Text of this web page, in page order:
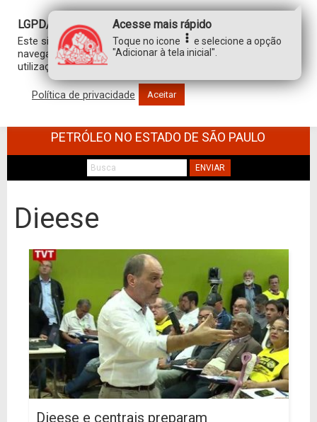
SINDICATO DOS TRABALHADORES NO
PETRÓLEO NO ESTADO DE SÃO PAULO
ENVIAR
Dieese
Dieese e centrais preparam
LGPD/GDPR
Este site usa cookies para personalizar sua experiência de
navegação. Ao clicar em “aceitar”, você concorda com a
utilização de TODOS os cookies.
Política de privacidade Aceitar
Acesse mais rápido
Toque no icone
e selecione a opção
"Adicionar à tela inicial".